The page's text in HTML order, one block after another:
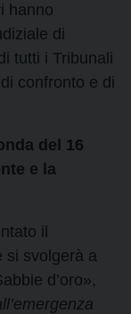
hanno
di
tutti i Tribunali
confronto e di
del 16
e la
il
si svolgerà a
d’oro»,